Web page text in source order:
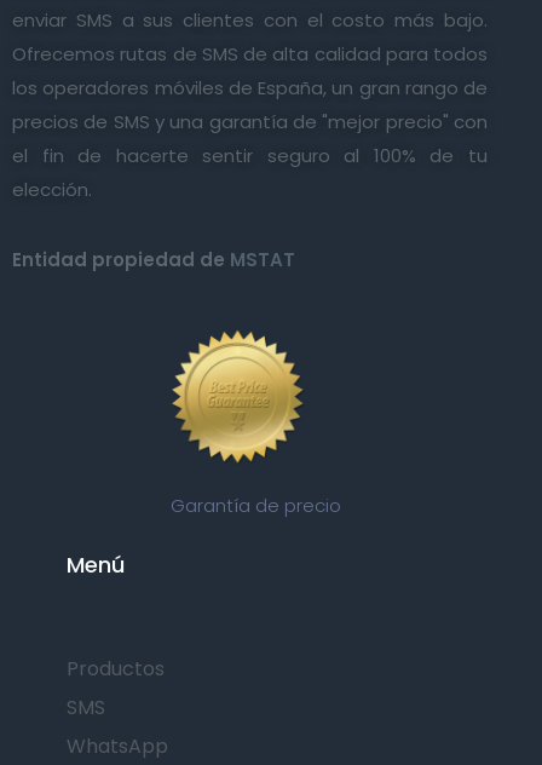
enviar SMS a sus clientes con el costo más bajo.
Ofrecemos rutas de SMS de alta calidad para todos
los operadores móviles de España, un gran rango de
precios de SMS y una garantía de "mejor precio" con
el fin de hacerte sentir seguro al 100% de tu
elección.
Entidad propiedad de MSTAT
Garantía de precio
Menú
Productos
SMS
WhatsApp